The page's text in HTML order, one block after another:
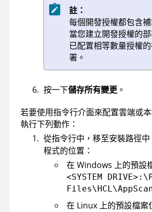
註：
每個開發授權都包含
當您建立開發授權的
已配置相等數量授權
署。
按一下儲存所有變更 。
若要使用指令行介面來配置雲端或
執行下列動作：
從指令行中，移至安裝路徑中
程式的位置：
在 Windows 上的預設
<SYSTEM
在 Linux 上的預設檔案